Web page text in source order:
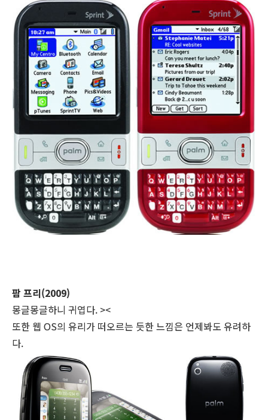
팜 프리(2009)
몽글몽글하니 귀엽다. ><
또한 웹 OS의 유리가 떠오르는 듯한 느낌은 언제봐도 유려하
다.